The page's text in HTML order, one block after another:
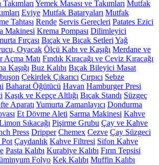
Yemek Masası ve Takımları Mutfak
Eviye Mutfak Bataryaları Mutfak
Tahtası Rende Servis Gereçleri Patates Ezici
Makinesi Krema Pompası Dilimleyici
Fırçası Bıçak ve Bıçak Setleri Yağ
Oyacak Ölçü Kabı ve Kaşığı Merdane ve
Açma Matı Fındık Kıracağı ve Ceviz Kıracağı
Kaşığı Buz Kalıbı Bıçak Bileyici Masat
Çekirdek Çıkarıcı Çırpıcı Sebze
Baharat Öğütücü Havan Hamburger Presi
Kaşık ve Kepçe Altlığı Bıçak Standı Süzgeç
Aparatı Yumurta Zamanlayıcı Dondurma
Et Dövme Aleti Sarma Makinesi Kahve
Sıkacağı Pişirme Grubu Çay ve Kahve
Press Dripper Chemex Cezve Çay Süzgeci
Çaydanlık Kahve Filtresi Sifon Kahve
Pasta Kalıbı Kurabiye Kalıbı Fırın Tepsisi
Folyo Kek Kalıbı Muffin Kalıbı